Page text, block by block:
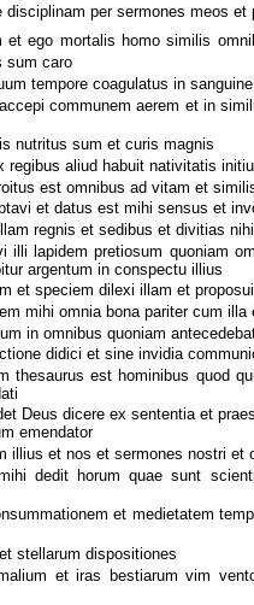
disciplinam per sermones meos et
et ego mortalis homo similis
sum caro
tempore coagulatus in
communem aerem et in
nutritus sum et curis magnis
regibus aliud habuit nativitatis
est omnibus ad vitam et
et datus est mihi sensus et
regnis et sedibus et divitias
illi lapidem pretiosum quoniam
argentum in conspectu illius
et speciem dilexi illam et
mihi omnia bona pariter cum
in omnibus quoniam
didici et sine invidia
thesaurus est hominibus quod
Deus dicere ex sententia et
emendator
illius et nos et sermones nostri
dedit horum quae sunt
et medietatem
stellarum dispositiones
et iras bestiarum vim